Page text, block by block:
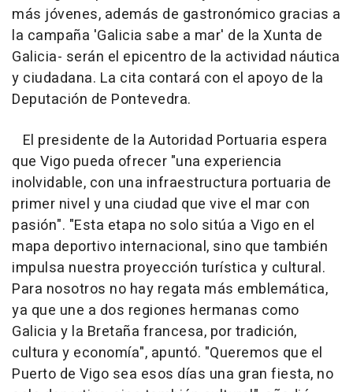
más jóvenes, además de gastronómico gracias a
la campaña 'Galicia sabe a mar' de la Xunta de
Galicia- serán el epicentro de la actividad náutica
y ciudadana. La cita contará con el apoyo de la
Deputación de Pontevedra.
El presidente de la Autoridad Portuaria espera
que Vigo pueda ofrecer "una experiencia
inolvidable, con una infraestructura portuaria de
primer nivel y una ciudad que vive el mar con
pasión". "Esta etapa no solo sitúa a Vigo en el
mapa deportivo internacional, sino que también
impulsa nuestra proyección turística y cultural.
Para nosotros no hay regata más emblemática,
ya que une a dos regiones hermanas como
Galicia y la Bretaña francesa, por tradición,
cultura y economía", apuntó. "Queremos que el
Puerto de Vigo sea esos días una gran fiesta, no